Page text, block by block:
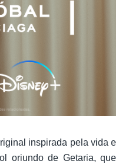
inspirada pela vida e
oriundo de Getaria, que